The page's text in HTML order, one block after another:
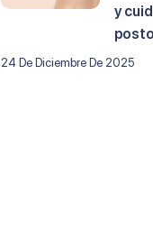
y
24 De Diciembre De 2025